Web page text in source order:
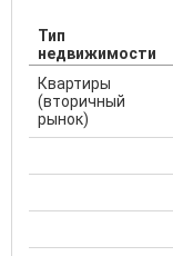
Тип
недвижимости
Квартиры
(вторичный
рынок)